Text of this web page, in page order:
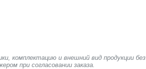
комплектацию и внешний вид продукции без
при согласовании заказа.